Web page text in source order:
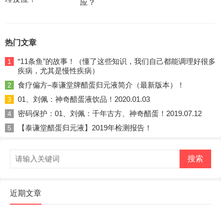
应？
热门文章
1
“11条鱼”的故事！（懂了这些知识，我们自己都能调理好很多
疾病，尤其是慢性疾病）
2 食疗偏方–泰谦堂牌醋蛋归元液简介（最新版本）！
3 01、刘佩：神奇醋蛋液饮品！2020.01.03
4 密码保护：01、刘佩：千年古方、神奇醋蛋！2019.07.12
5 【泰谦堂醋蛋归元液】2019年检测报告！
搜索
近期文章